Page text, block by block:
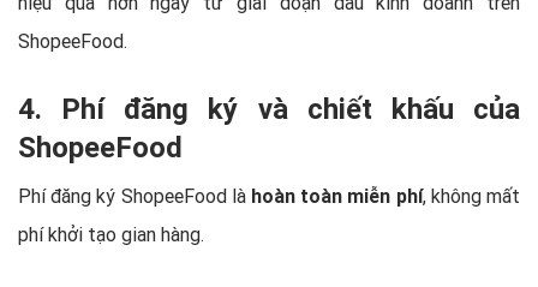
ShopeeFood.
4. Phí đăng ký và chiết khấu của
ShopeeFood
Phí đăng ký ShopeeFood là hoàn toàn miễn phí, không mất
phí khởi tạo gian hàng.